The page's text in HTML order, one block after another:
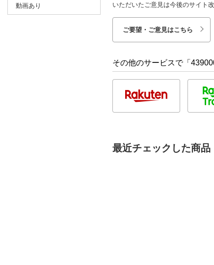
動画あり
いただいたご意見は今後のサイト
ご要望・ご意見はこちら
その他のサービスで「
最近チェックした商品